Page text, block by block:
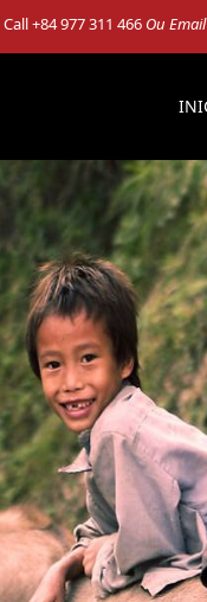
Call+84 977 311 466 Ou Email